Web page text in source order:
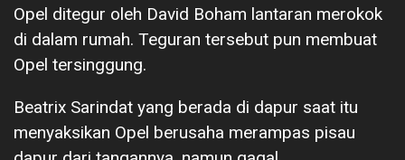
Opel ditegur oleh David Boham lantaran merokok
di dalam rumah. Teguran tersebut pun membuat
Opel tersinggung.
Beatrix Sarindat yang berada di dapur saat itu
menyaksikan Opel berusaha merampas pisau